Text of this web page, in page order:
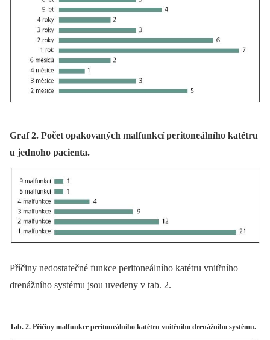
Graf 2. Počet opakovaných malfunkcí peritoneálního katétru
u jednoho pacienta.
Příčiny nedostatečné funkce peritoneálního katétru vnitřního
drenážního systému jsou uvedeny v tab. 2.
Tab. 2. Příčiny malfunkce peritoneálního katétru vnitřního drenážního systému.